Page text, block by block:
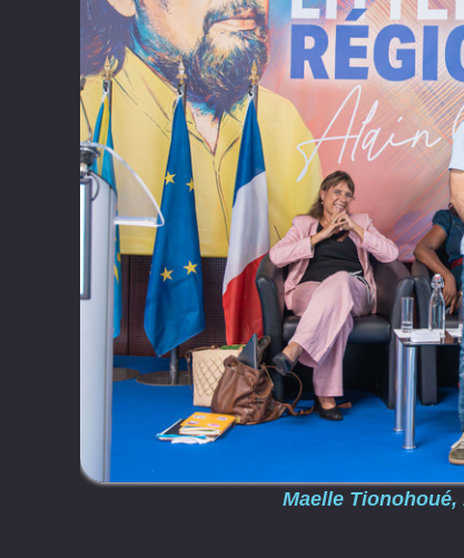
Maelle